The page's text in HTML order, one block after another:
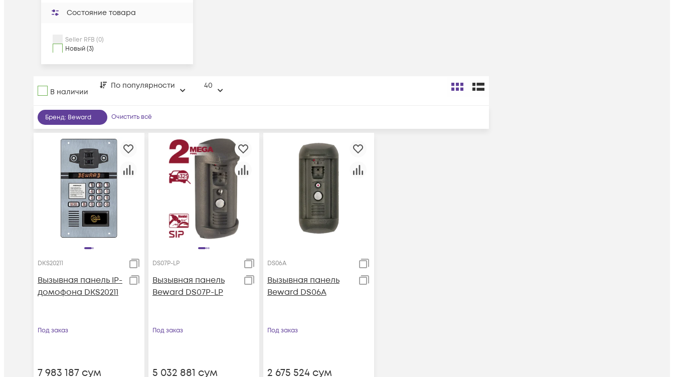
Состояние товара
Seller RFB (0)
Новый (3)
В наличии
По популярности 40
Бренд: Beward Очистить всё
DKS20211
Вызывная панель IP-
домофона DKS20211
Под заказ
7 983 187 сум
DS07P-LP
Вызывная панель
Beward DS07P-LP
Под заказ
5 032 881 сум
DS06A
Вызывная панель
Beward DS06A
Под заказ
2 675 524сум